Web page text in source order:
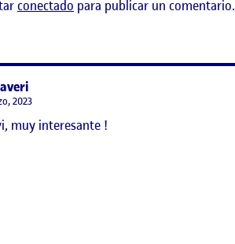
conectado para publicar un comentario.
y el arte pop
says:
2023
muy interesante !